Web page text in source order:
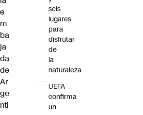
e
m
ba
ja
da
de
Ar
ge
nti
seis
lugares
para
disfrutar
de
la
naturaleza
UEFA
confirma
un